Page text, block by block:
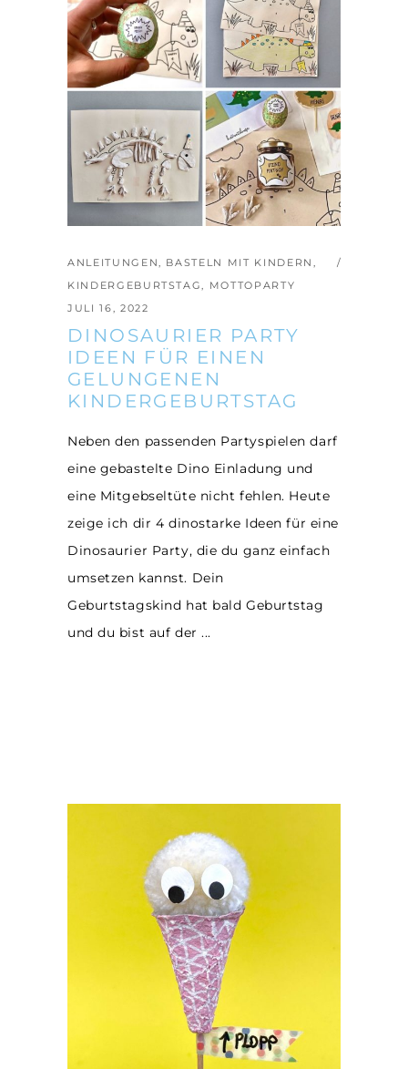
ANLEITUNGEN, BASTELN MIT KINDERN ,
KINDERGEBURTSTAG, MOTTOPARTY
JULI 16, 2022
DINOSAURIER PARTY
IDEEN FÜR EINEN
GELUNGENEN
KINDERGEBURTSTAG
Neben den passenden Partyspielen darf
eine gebastelte Dino Einladung und
eine Mitgebseltüte nicht fehlen. Heute
zeige ich dir 4 dinostarke Ideen für eine
Dinosaurier Party, die du ganz einfach
umsetzen kannst. Dein
Geburtstagskind hat bald Geburtstag
und du bist auf der